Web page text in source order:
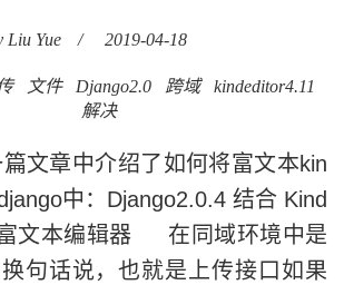
Liu Yue / 2019-04-18
文件 Django2.0 跨域
kindeditor4.11
解决
文章中介绍了如何将富文本kin
中：Django2.0.4 结合 Kind
文本编辑器 在同域环境中是
句话说，也就是上传接口如果